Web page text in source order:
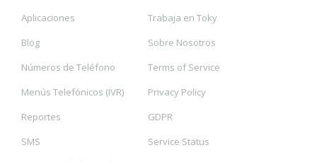
Aplicaciones
Blog
Números de Teléfono
Menús Telefónicos (IVR)
Reportes
SMS
Trabaja en Toky
Sobre Nosotros
Terms of Service
Privacy Policy
GDPR
Service Status